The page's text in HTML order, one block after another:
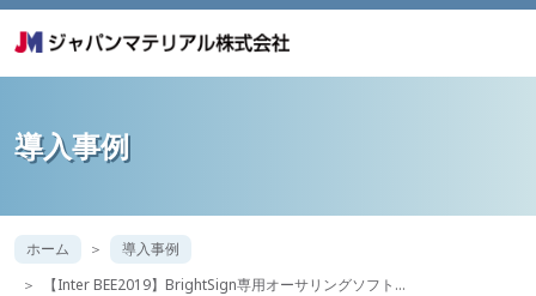
導入事例
ホーム
導入事例
【Inter BEE2019】BrightSign専用オーサリングソフト…